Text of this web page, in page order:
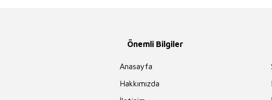
Önemli Bilgiler
Anasayfa
Hakkımızda